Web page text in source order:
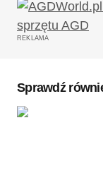
Twój adres
Wymagane
REKLAMA
Sprawdź